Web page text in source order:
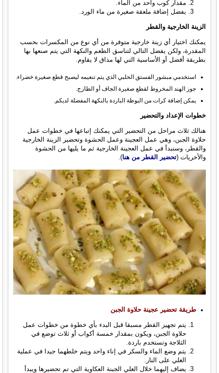
مقدار كوب واحد من الماء.
يفضل إضافة ملعقة صغيرة من ماء الورد.
الزينة الخارجية والقطر
يمكنك اختيار أي زينة خارجية متوفرة من أي نوع من المكسرات بحسب
المقدرة، ولكن يفضل التالي لتناسق الطعم والنكهة التي يتم صنعها بها
بطريقة أفضل أو الأساسية التي لها مذاق لا يقاوم.
استخدمي مبشور الفستق الحلبي الذي يتم تنعيمه ليصبح قطع صغيرة خضراء.
جوز الهند المخروط لقطع صغيرة الجاف أو الطازج.
يمكن إضافة كرات من البوظة الباردة بالنكهة المفضلة لديكم.
خطوات الإعداد والتحضير
هنالك ثلاث مراحل من التحضير التي يمكنك إتباعها في خطوات عمل
حلاوة الجبن، وهي عمل العجينة وعمل الحشوة وتحضير الزينة الخارجية
والقطر، وسنبدأ في عمل العجينة الخارجية ثم ما يليها من الحشوة
والأخريات (تحضير القطر من هنا).
طريقة تحضير عجينة حلاوة الجبن
يتم تجهيز القطر مسبقا قبل البدء بأي خطوة من خطوات عمل
حلاوة الجبن، ويكون بمقدار خمسة أكواب أو ثلاث توضع في
الثلاجة وتستخدم باردة.
يتم وضع الماء والسكر في إناء واحد ويتم خلطهما جيدا في عملية
الغلي على النار.
يضاف إليهما خلال الغلي الجبنة العكاوية التي تم تحضيرها ويبدأ